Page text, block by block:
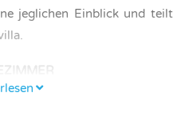
jeglichen Einblick und teilt